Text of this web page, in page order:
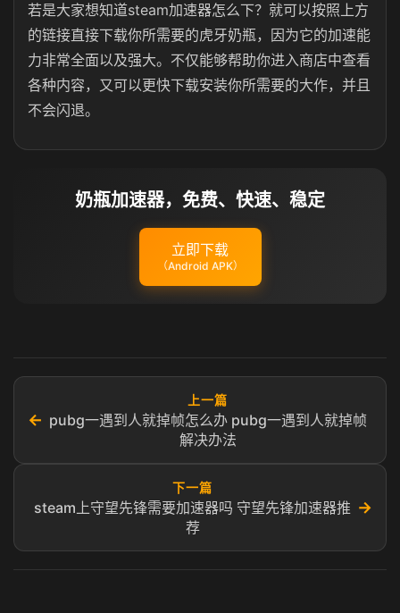
若是大家想知道steam加速器怎么下？就可以按照上方
的链接直接下载你所需要的虎牙奶瓶，因为它的加速能
力非常全面以及强大。不仅能够帮助你进入商店中查看
各种内容，又可以更快下载安装你所需要的大作，并且
不会闪退。
奶瓶加速器，免费、快速、稳定
立即下载
（Android APK）
←
上一篇
pubg一遇到人就掉帧怎么办 pubg一遇到人就掉帧
解决办法
下一篇
steam上守望先锋需要加速器吗 守望先锋加速器推
荐
→